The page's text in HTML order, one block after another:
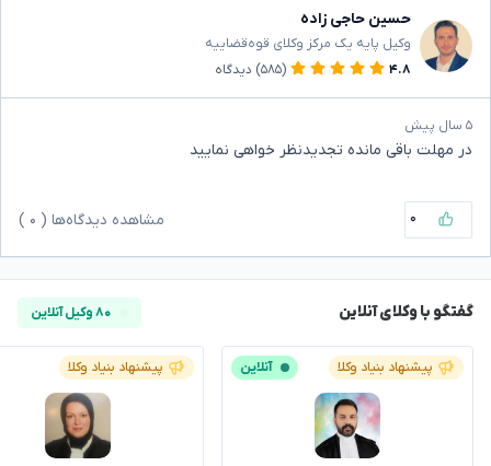
حسین حاجی زاده
وکیل پایه یک مرکز وکلای قوه‌قضاییه
۴.۸
(۵۸۵) دیدگاه
۵ سال پیش
در مهلت باقی مانده تجدیدنظر خواهی نمایید
۰ مشاهده دیدگاه‌ها ( ۰
گفتگو با وکلای آنلاین ۸۰ وکیل آنلاین
پیشنهاد بنیاد وکلا آنلاین پیشنهاد بنیاد وکلا